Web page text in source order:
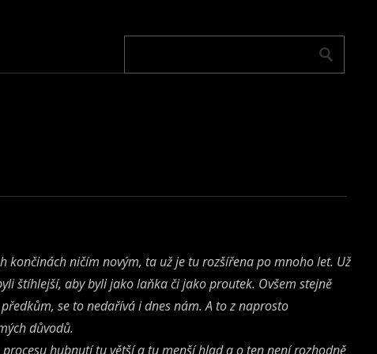
končinách ničím novým, ta už je tu rozšířena po mnoho let. Už
štíhlejší, aby byli jako laňka či jako proutek. Ovšem stejně
se to nedařívá i dnes nám. A to z naprosto
důvodů.
hubnutí tu větší a tu menší hlad a o ten není rozhodně